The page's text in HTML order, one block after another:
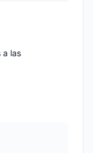
a las